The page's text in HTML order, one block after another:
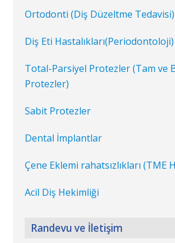
Ortodonti (Diş Düzeltme Tedavisi)
Diş Eti Hastalıkları(Periodontoloji)
Total-Parsiyel Protezler (Tam ve
Protezler)
Sabit Protezler
Dental İmplantlar
Çene Eklemi rahatsızlıkları (TME
Acil Diş Hekimliği
Randevu ve İletişim